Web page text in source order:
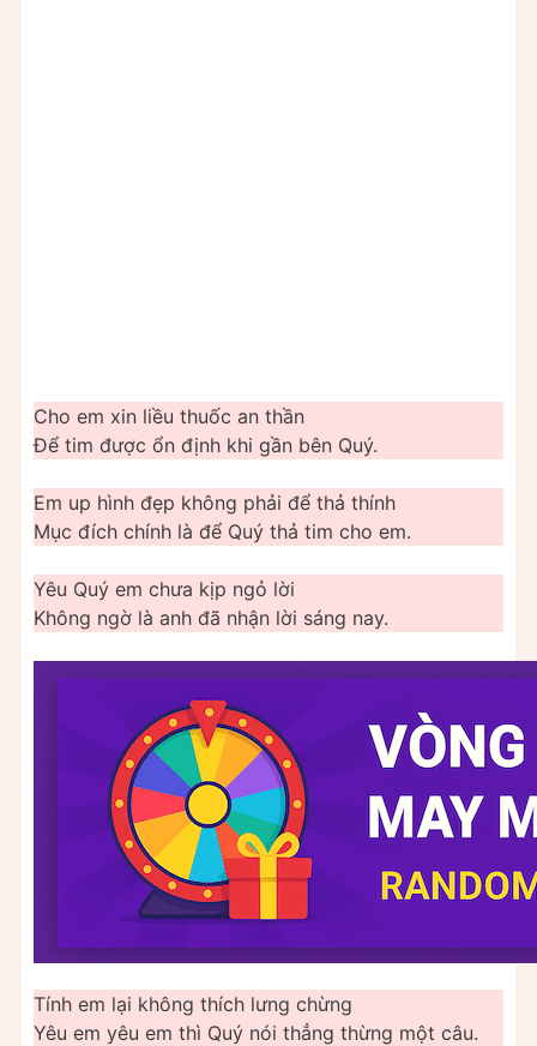
Cho em xin liều thuốc an thần
Để tim được ổn định khi gần bên Quý.
Em up hình đẹp không phải để thả thính
Mục đích chính là để Quý thả tim cho em.
Yêu Quý em chưa kịp ngỏ lời
Không ngờ là anh đã nhận lời sáng nay.
Tính em lại không thích lưng chừng
Yêu em yêu em thì Quý nói thẳng thừng một câu.